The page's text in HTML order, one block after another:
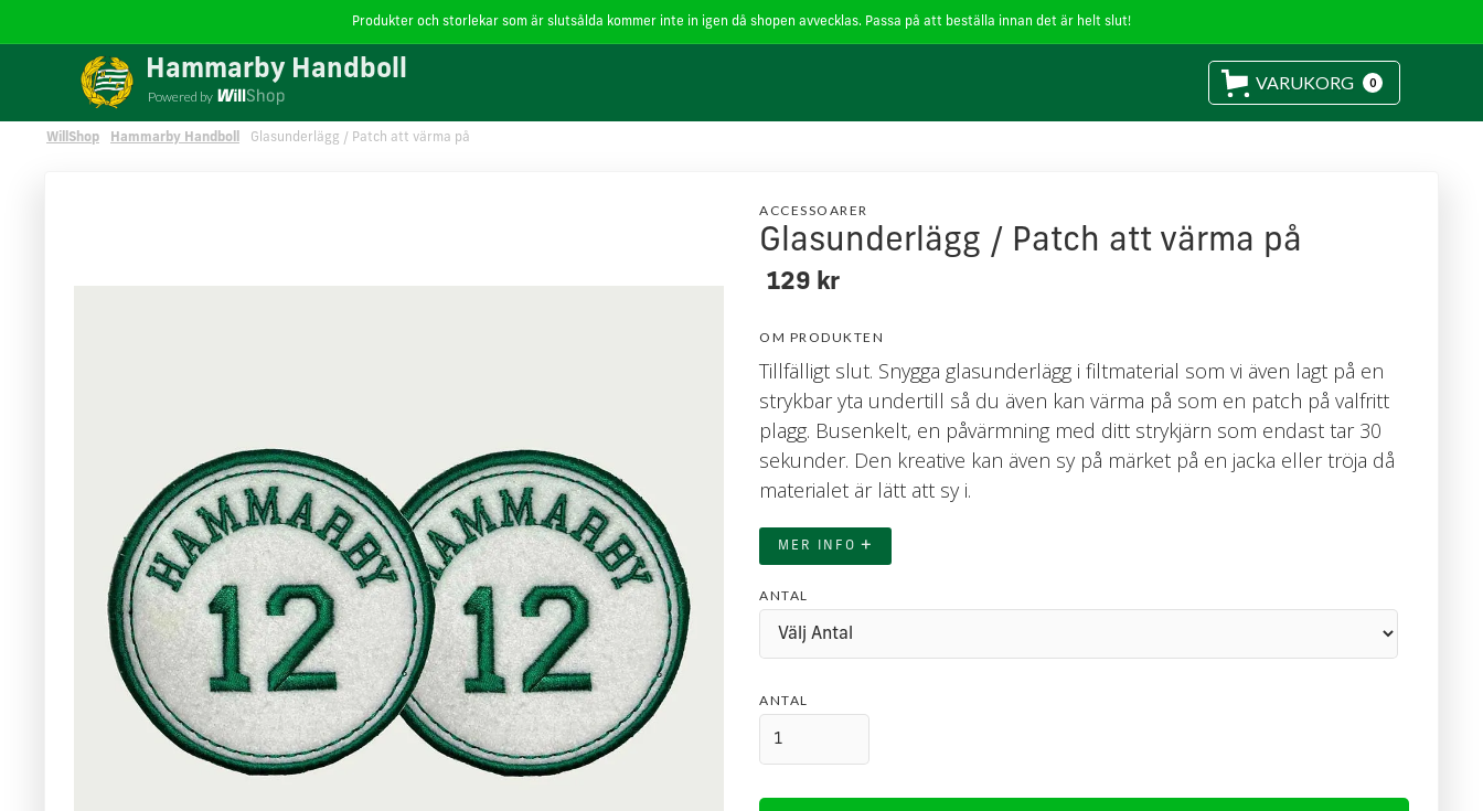
Produkter och storlekar som är slutsålda kommer inte in igen då shopen avvecklas. Passa på att beställa innan det är helt slut!
Hammarby Handboll
Powered by
VARUKORG 0
WillShop Hammarby Handboll Glasunderlägg / Patch att värma på
ACCESSOARER
Glasunderlägg / Patch att värma på
129 kr
OM PRODUKTEN
Tillfälligt slut. Snygga glasunderlägg i filtmaterial som vi även lagt på en
strykbar yta undertill så du även kan värma på som en patch på valfritt
plagg. Busenkelt, en påvärmning med ditt strykjärn som endast tar 30
sekunder. Den kreative kan även sy på märket på en jacka eller tröja då
materialet är lätt att sy i.
MER INFO +
ANTAL
ANTAL